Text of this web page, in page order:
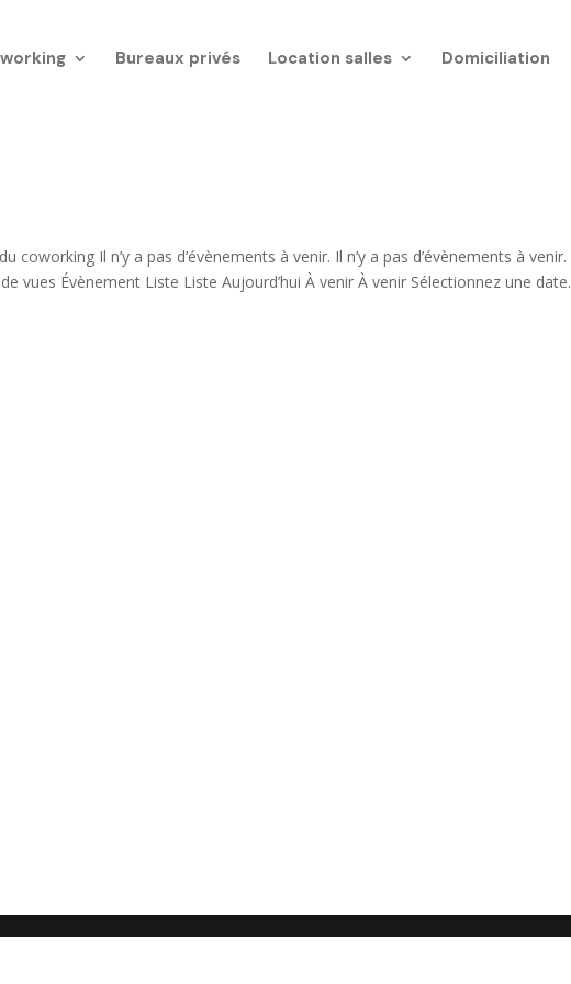
Bureaux privés Location salles Domiciliation
Il n’y a pas d’évènements à venir. Il n’y a pas d’évènements à venir.
vues Évènement Liste Liste Aujourd’hui À venir À venir Sélectionnez une date.